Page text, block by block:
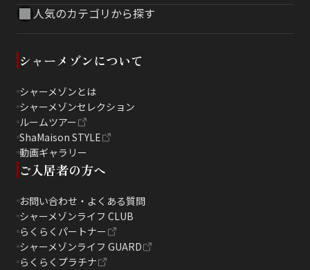
人気のカテゴリから探す
シャーメゾンについて
シャーメゾンとは
シャーメゾンセレクション
ルームツアー
ShaMaison STYLE
動画ギャラリー
ご入居者の方へ
お問い合わせ・よくある質問
シャーメゾンライフ CLUB
らくらくパートナー
シャーメゾンライフ GUARD
らくらくプラチナ